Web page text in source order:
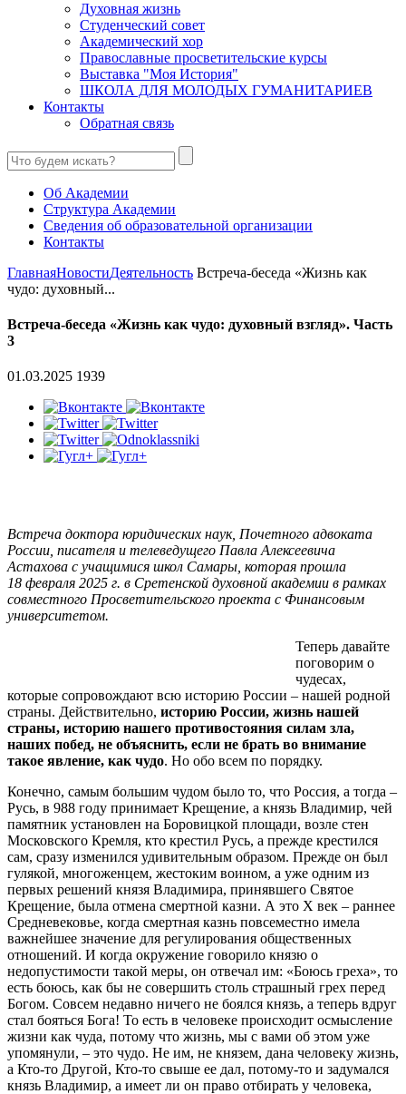
Духовная жизнь
Студенческий совет
Академический хор
Православные просветительские курсы
Выставка "Моя История"
ШКОЛА ДЛЯ МОЛОДЫХ ГУМАНИТАРИЕВ
Контакты
Обратная связь
Об Академии
Структура Академии
Сведения об образовательной организации
Контакты
ГлавнаяНовостиДеятельность Встреча-беседа «Жизнь как
чудо: духовный...
Встреча-беседа «Жизнь как чудо: духовный взгляд». Часть
3
01.03.2025 1939
Встреча доктора юридических наук, Почетного адвоката
России, писателя и телеведущего Павла Алексеевича
Астахова с учащимися школ Самары, которая прошла
18 февраля 2025 г. в Сретенской духовной академии в рамках
совместного Просветительского проекта с Финансовым
университетом.
Теперь давайте
поговорим о
чудесах,
которые сопровождают всю историю России – нашей родной
страны. Действительно, историю России, жизнь нашей
страны, историю нашего противостояния силам зла,
наших побед, не объяснить, если не брать во внимание
такое явление, как чудо. Но обо всем по порядку.
Конечно, самым большим чудом было то, что Россия, а тогда –
Русь, в 988 году принимает Крещение, а князь Владимир, чей
памятник установлен на Боровицкой площади, возле стен
Московского Кремля, кто крестил Русь, а прежде крестился
сам, сразу изменился удивительным образом. Прежде он был
гулякой, многоженцем, жестоким воином, а уже одним из
первых решений князя Владимира, принявшего Святое
Крещение, была отмена смертной казни. А это Х век – раннее
Средневековье, когда смертная казнь повсеместно имела
важнейшее значение для регулирования общественных
отношений. И когда окружение говорило князю о
недопустимости такой меры, он отвечал им: «Боюсь греха», то
есть боюсь, как бы не совершить столь страшный грех перед
Богом. Совсем недавно ничего не боялся князь, а теперь вдруг
стал бояться Бога! То есть в человеке происходит осмысление
жизни как чуда, потому что жизнь, мы с вами об этом уже
упомянули, – это чудо. Не им, не князем, дана человеку жизнь,
а Кто-то Другой, Кто-то свыше ее дал, потому-то и задумался
князь Владимир, а имеет ли он право отбирать у человека,